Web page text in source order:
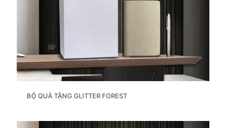
BỘ QUÀ TẶNG GLITTER FOREST